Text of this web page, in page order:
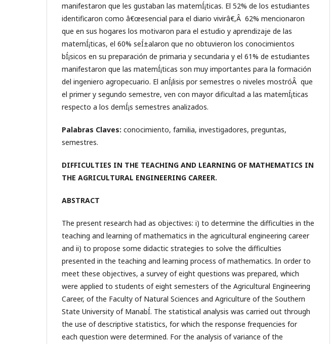
manifestaron que les gustaban las matemÍ¡ticas. El 52% de los estudiantes
identificaron como â€œesencial para el diario vivirâ€,Â 62% mencionaron
que en sus hogares los motivaron para el estudio y aprendizaje de las
matemÍ¡ticas, el 60% seÍ±alaron que no obtuvieron los conocimientos
bÍ¡sicos en su preparación de primaria y secundaria y el 61% de estudiantes
manifestaron que las matemÍ¡ticas son muy importantes para la formación
del ingeniero agropecuario. El anÍ¡lisis por semestres o niveles mostróÂ que
el primer y segundo semestre, ven con mayor dificultad a las matemÍ¡ticas
respecto a los demÍ¡s semestres analizados.
Palabras Claves: conocimiento, familia, investigadores, preguntas,
semestres.
DIFFICULTIES IN THE TEACHING AND LEARNING OF MATHEMATICS IN
THE AGRICULTURAL ENGINEERING CAREER.
ABSTRACT
The present research had as objectives: i) to determine the difficulties in the
teaching and learning of mathematics in the agricultural engineering career
and ii) to propose some didactic strategies to solve the difficulties
presented in the teaching and learning process of mathematics. In order to
meet these objectives, a survey of eight questions was prepared, which
were applied to students of eight semesters of the Agricultural Engineering
Career, of the Faculty of Natural Sciences and Agriculture of the Southern
State University of ManabÍ­. The statistical analysis was carried out through
the use of descriptive statistics, for which the response frequencies for
each question were determined. For the analysis of variance of the